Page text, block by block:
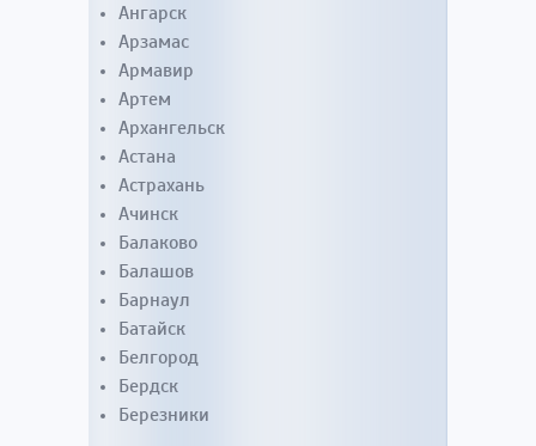
Ангарск
Арзамас
Армавир
Артем
Архангельск
Астана
Астрахань
Ачинск
Балаково
Балашов
Барнаул
Батайск
Белгород
Бердск
Березники